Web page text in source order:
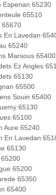
Espenan 65230
65510
65670
En Lavedan
65240
Marsous 65400
Ez Angles
65130
65500
Souin 65400
65130
65100
Aure 65240
En Lavedan
65130
65200
65350
65400